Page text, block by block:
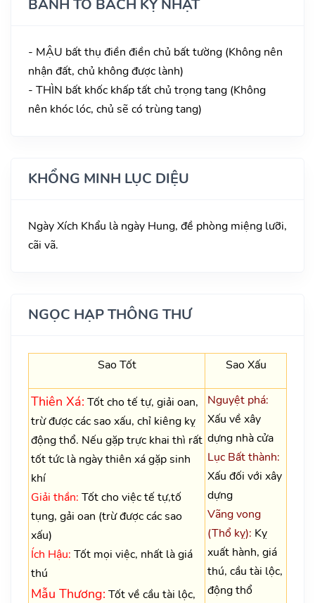
BÀNH TỔ BÁCH KỴ NHẬT
- MẬU bất thụ điền điền chủ bất tường (Không nên
nhận đất, chủ không được lành)
- THÌN bất khốc khấp tất chủ trọng tang (Không
nên khóc lóc, chủ sẽ có trùng tang)
KHỔNG MINH LỤC DIỆU
Ngày Xích Khẩu là ngày Hung, đề phòng miệng lưỡi,
cãi vã.
NGỌC HẠP THÔNG THƯ
Sao Tốt Sao Xấu
Thiên Xá: Tốt cho tế tự, giải oan,
trừ được các sao xấu, chỉ kiêng kỵ
động thổ. Nếu gặp trực khai thì rất
tốt tức là ngày thiên xá gặp sinh
khí
Giải thần: Tốt cho việc tế tự,tố
tụng, gải oan (trừ được các sao
xấu)
Ích Hậu: Tốt mọi việc, nhất là giá
thú
Mẫu Thương: Tốt về cầu tài lộc,
Nguyệt phá:
Xấu về xây
dựng nhà cửa
Lục Bất thành:
Xấu đối với xây
dựng
Vãng vong
(Thổ kỵ): Kỵ
xuất hành, giá
thú, cầu tài lộc,
động thổ